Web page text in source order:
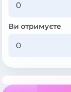
Ви отримуєте